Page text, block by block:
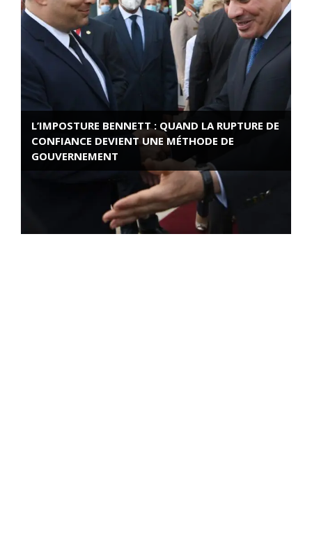
L’IMPOSTURE BENNETT : QUAND LA RUPTURE DE
CONFIANCE DEVIENT UNE MÉTHODE DE
GOUVERNEMENT
ROSE VALLAND, HEROÏNE DE LA RESISTANCE